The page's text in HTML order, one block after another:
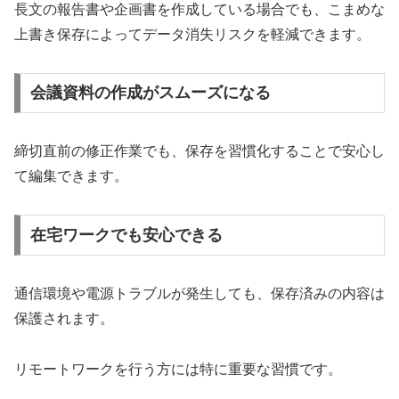
長文の報告書や企画書を作成している場合でも、こまめな
上書き保存によってデータ消失リスクを軽減できます。
会議資料の作成がスムーズになる
締切直前の修正作業でも、保存を習慣化することで安心し
て編集できます。
在宅ワークでも安心できる
通信環境や電源トラブルが発生しても、保存済みの内容は
保護されます。
リモートワークを行う方には特に重要な習慣です。